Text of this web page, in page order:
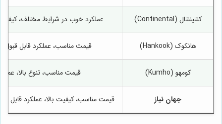
کنتیننتال (Continental) عملکرد خوب در شرایط مختلف، کیفیت
هانکوک (Hankook) قیمت مناسب، عملکرد قابل
کومهو (Kumho) قیمت مناسب، تنوع بالا،
جهان نیاز قیمت مناسب، کیفیت بالا، عملکرد قابل